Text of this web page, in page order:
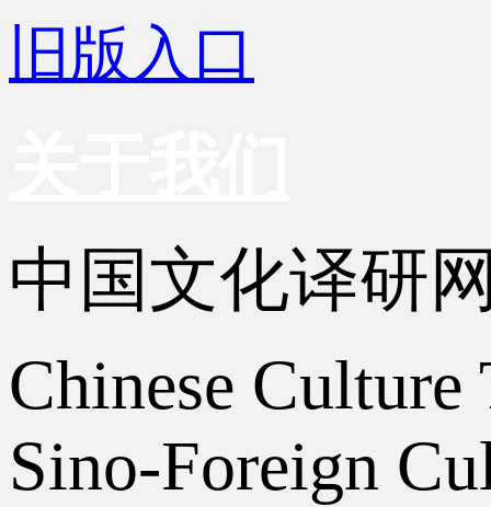
旧版入口
中国文化译研
Chinese
Sino-Foreign